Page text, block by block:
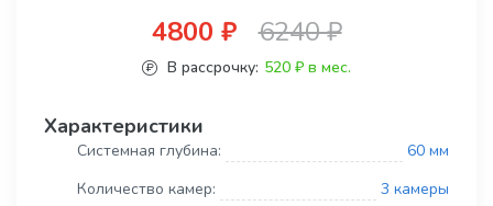
4800 ₽ 6240 ₽
В рассрочку: 520 ₽ в мес.
Характеристики
Системная глубина:
60 мм
Количество камер:
3 камеры